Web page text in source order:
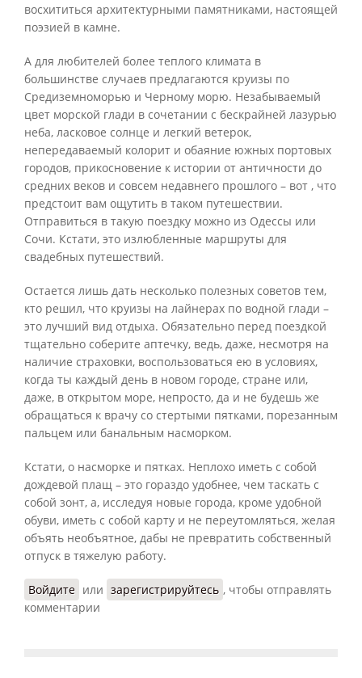
восхититься архитектурными памятниками, настоящей
поэзией в камне.
А для любителей более теплого климата в
большинстве случаев предлагаются круизы по
Средиземноморью и Черному морю. Незабываемый
цвет морской глади в сочетании с бескрайней лазурью
неба, ласковое солнце и легкий ветерок,
непередаваемый колорит и обаяние южных портовых
городов, прикосновение к истории от античности до
средних веков и совсем недавнего прошлого – вот , что
предстоит вам ощутить в таком путешествии.
Отправиться в такую поездку можно из Одессы или
Сочи. Кстати, это излюбленные маршруты для
свадебных путешествий.
Остается лишь дать несколько полезных советов тем,
кто решил, что круизы на лайнерах по водной глади –
это лучший вид отдыха. Обязательно перед поездкой
тщательно соберите аптечку, ведь, даже, несмотря на
наличие страховки, воспользоваться ею в условиях,
когда ты каждый день в новом городе, стране или,
даже, в открытом море, непросто, да и не будешь же
обращаться к врачу со стертыми пятками, порезанным
пальцем или банальным насморком.
Кстати, о насморке и пятках. Неплохо иметь с собой
дождевой плащ – это гораздо удобнее, чем таскать с
собой зонт, а, исследуя новые города, кроме удобной
обуви, иметь с собой карту и не переутомляться, желая
объять необъятное, дабы не превратить собственный
отпуск в тяжелую работу.
Войдите или зарегистрируйтесь , чтобы отправлять
комментарии